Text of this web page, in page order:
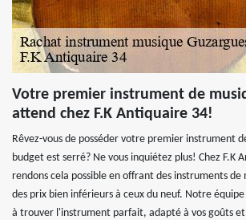
Votre premier instrument de
attend chez F.K Antiquaire 34!
Rêvez-vous de posséder votre premier instrument
budget est serré? Ne vous inquiétez plus! Chez F.K
rendons cela possible en offrant des instruments de
des prix bien inférieurs à ceux du neuf. Notre
à trouver l'instrument parfait, adapté à vos goûts